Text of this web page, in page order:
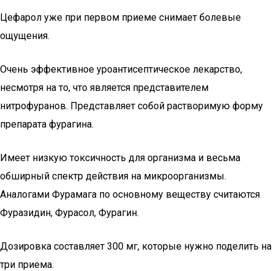
Цефарол уже при первом приеме снимает болевые
ощущения.
Очень эффективное уроантисептическое лекарство,
несмотря на то, что является представителем
нитрофуранов. Представляет собой растворимую форму
препарата фурагина.
Имеет низкую токсичность для организма и весьма
обширный спектр действия на микроорганизмы.
Аналогами Фурамага по основному веществу считаются
Фуразидин, Фурасол, Фурагин.
Дозировка составляет 300 мг, которые нужно поделить на
три приема.